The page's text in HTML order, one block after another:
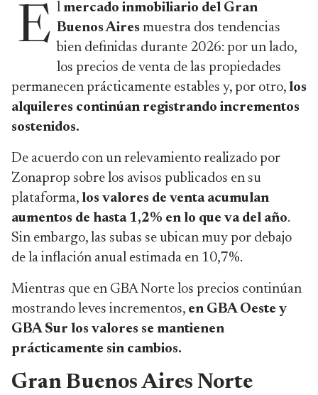
E l mercado inmobiliario del Gran
Buenos Aires muestra dos tendencias
bien definidas durante 2026: por un lado,
los precios de venta de las propiedades
permanecen prácticamente estables y, por otro, los
alquileres continúan registrando incrementos
sostenidos.
De acuerdo con un relevamiento realizado por
Zonaprop sobre los avisos publicados en su
plataforma, los valores de venta acumulan
aumentos de hasta 1,2% en lo que va del año.
Sin embargo, las subas se ubican muy por debajo
de la inflación anual estimada en 10,7%.
Mientras que en GBA Norte los precios continúan
mostrando leves incrementos, en GBA Oeste y
GBA Sur los valores se mantienen
prácticamente sin cambios.
Gran Buenos Aires Norte